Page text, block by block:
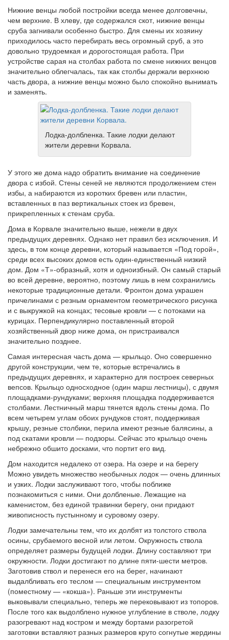
Нижние венцы любой постройки всегда менее долговечны,
чем верхние. В хлеву, где содержался скот, нижние венцы
сруба загнивали особенно быстро. Для смены их хозяину
приходилось часто перебирать весь огромный сруб, а это
довольно трудоемкая и дорогостоящая работа. При
устройстве сарая на столбах работа по смене нижних венцов
значительно облегчалась, так как столбы держали верхнюю
часть двора, а нижние венцы можно было спокойно вынимать
и заменять.
Лодка-долбленка. Такие лодки делают
жители деревни Корвала.
У этого же дома надо обратить внимание на соединение
двора с избой. Стены сеней не являются продолжением стен
избы, а набираются из коротких бревен или пластин,
вставленных в паз вертикальных стоек из бревен,
прикрепленных к стенам сруба.
Дома в Корвале значительно выше, нежели в двух
предыдущих деревнях. Однако нет правил без исключения. И
здесь, в том конце деревни, который называется «Под горой»,
среди всех высоких домов есть один-единственный низкий
дом. Дом «Т»-образный, хотя и одноизбный. Он самый старый
во всей деревне, вероятно, поэтому лишь в нем сохранились
некоторые традиционные детали. Фронтон дома украшен
причелинами с резным орнаментом геометрического рисунка
и с выкружкой на концах; тесовые кровли — с потоками на
курицах. Перпендикулярно поставленный второй
хозяйственный двор ниже дома, он пристраивался
значительно позднее.
Самая интересная часть дома — крыльцо. Оно совершенно
другой конструкции, чем те, которые встречались в
предыдущих деревнях, и характерно для построек северных
вепсов. Крыльцо односходное (один марш лестницы), с двумя
площадками-рундуками; верхняя площадка поддерживается
столбами. Лестничный марш тянется вдоль стены дома. По
всем четырем углам обоих рундуков стоят, поддерживая
крышу, резные столбики, перила имеют резные балясины, а
под скатами кровли — подзоры. Сейчас это крыльцо очень
небрежно обшито досками, что портит его вид.
Дом находится недалеко от озера. На озере и на берегу
Можно увидеть множество необычных лодок — очень длинных
и узких. Лодки заслуживают того, чтобы поближе
познакомиться с ними. Они долбленые. Лежащие на
каменистом, без единой травинки берегу, они придают
живописность пустынному и суровому озеру.
Лодки замечательны тем, что их долбят из толстого ствола
осины, срубаемого весной или летом. Окружность ствола
определяет размеры будущей лодки. Длину составляют три
окружности. Лодки достигают по длине пяти-шести метров.
Заготовив ствол и перенеся его на берег, начинают
выдалбливать его теслом — специальным инструментом
(поместному — «кокша»). Раньше эти инструменты
выковывали специально, теперь же перековывают из топоров.
После того как выдолблено нужное углубление в стволе, лодку
разогревают над костром и между бортами разогретой
заготовки вставляют разных размеров круто согнутые жердины